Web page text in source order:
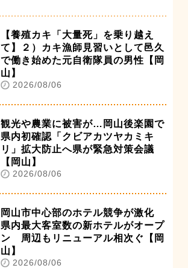
【養殖カキ「大量死」を乗り越え
て】２）カキ漁師見習いとして邑久
で働き始めた元自衛隊員の男性【岡
山】
2026/08/06
観光や農業に被害が…岡山後楽園で
県内初確認「クビアカツヤカミキ
リ」拡大防止へ県が緊急対策会議
【岡山】
2026/08/06
岡山市中心部のホテル競争が激化
県内最大客室数の新ホテルがオープ
ン 周辺もリニューアル相次ぐ【岡
山】
2026/08/06